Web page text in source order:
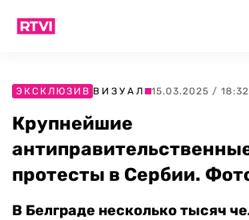
ЭКСКЛЮЗИВ ВИЗУАЛ 15.03.2025 / 18:32
Крупнейшие
протесты в Сербии.
В Белграде несколько тысяч